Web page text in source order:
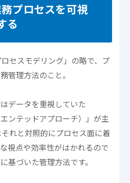
プロセスを可視
る
セスモデリング」の略で、プ
管理方法のこと。
データを重視していた
エンテッドアプローチ）」が主
れと対照的にプロセス面に着
視点や効率性がはかれるので
基づいた管理方法です。